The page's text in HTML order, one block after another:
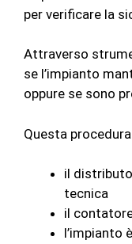
per verificare la
Attraverso
se l’impianto
oppure se sono
Questa
il
tecnica
il
l’impianto